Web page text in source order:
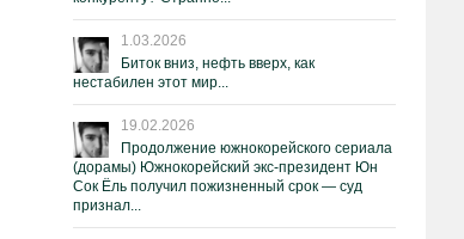
1.03.2026
Биток вниз, нефть вверх, как
нестабилен этот мир...
19.02.2026
Продолжение южнокорейского сериала
(дорамы) Южнокорейский экс-президент Юн
Сок Ёль получил пожизненный срок — суд
признал...